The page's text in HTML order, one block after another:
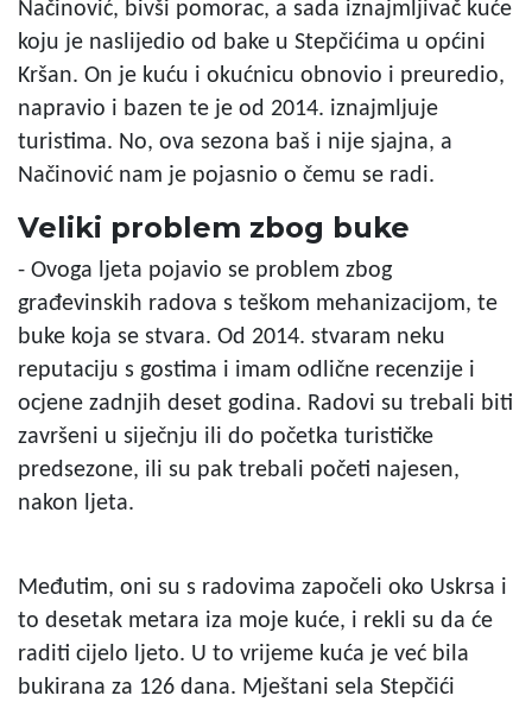
Načinović, bivši pomorac, a sada iznajmljivač kuće
koju je naslijedio od bake u Stepčićima u općini
Kršan. On je kuću i okućnicu obnovio i preuredio,
napravio i bazen te je od 2014. iznajmljuje
turistima. No, ova sezona baš i nije sjajna, a
Načinović nam je pojasnio o čemu se radi.
Veliki problem zbog buke
- Ovoga ljeta pojavio se problem zbog
građevinskih radova s teškom mehanizacijom, te
buke koja se stvara. Od 2014. stvaram neku
reputaciju s gostima i imam odlične recenzije i
ocjene zadnjih deset godina. Radovi su trebali biti
završeni u siječnju ili do početka turističke
predsezone, ili su pak trebali početi najesen,
nakon ljeta.
Međutim, oni su s radovima započeli oko Uskrsa i
to desetak metara iza moje kuće, i rekli su da će
raditi cijelo ljeto. U to vrijeme kuća je već bila
bukirana za 126 dana. Mještani sela Stepčići